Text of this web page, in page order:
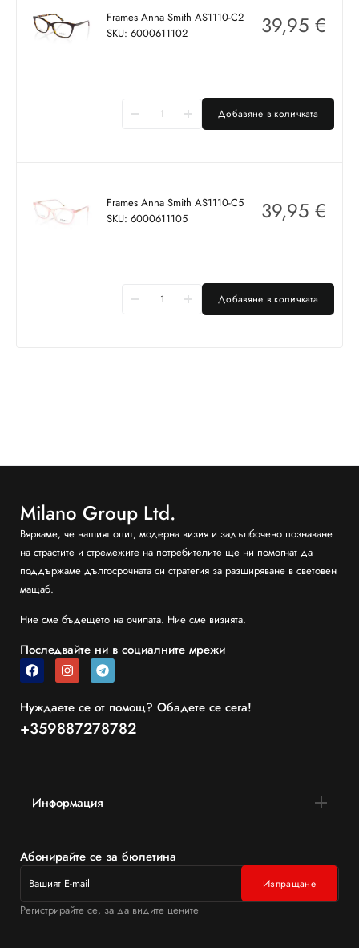
Frames Anna Smith AS1110-C2
SKU: 6000611102
39,95 €
Добавяне в количката
Frames Anna Smith AS1110-C5
SKU: 6000611105
39,95 €
Добавяне в количката
Milano Group Ltd.
Вярваме, че нашият опит, модерна визия и задълбочено познаване
на страстите и стремежите на потребителите ще ни помогнат да
поддържаме дългосрочната си стратегия за разширяване в световен
мащаб.
Ние сме бъдещето на очилата. Ние сме визията.
Последвайте ни в социалните мрежи
Нуждаете се от помощ? Обадете се сега!
+359887278782
Информация
Абонирайте се за бюлетина
Регистрирайте се, за да видите цените